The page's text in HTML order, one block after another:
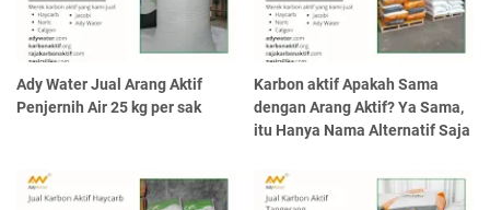
Ady Water Jual Arang Aktif
Penjernih Air 25 kg per sak
Karbon aktif Apakah Sama
dengan Arang Aktif? Ya Sama,
itu Hanya Nama Alternatif Saja